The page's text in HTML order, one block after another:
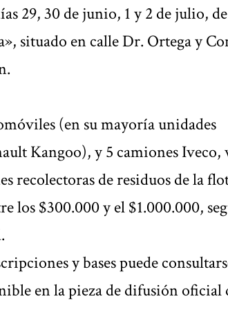
29, 30 de junio, 1 y 2 de julio, de
situado en calle Dr. Ortega y
(en su mayoría unidades
Kangoo), y 5 camiones Iveco,
recolectoras de residuos de la
los $300.000 y el $1.000.000,
y bases puede
en la pieza de difusión oficial